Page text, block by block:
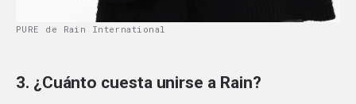
PURE de Rain International
3. ¿Cuánto cuesta unirse a Rain?